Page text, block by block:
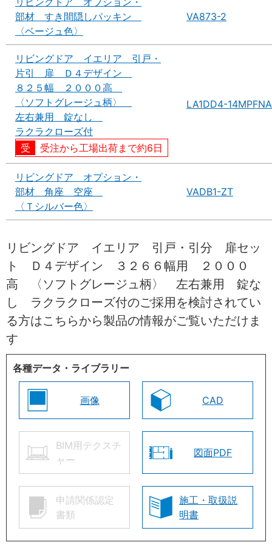
部材 すき間隠しパッキン
〈ベージュ色〉
VA873-2
リビングドア イエリア 引戸・
片引 扉 Ｄ４デザイン
８２５幅 ２０００高
〈ソフトグレージュ柄〉
左右兼用 錠なし
ラクラクローズ付
受注から工場出荷まで約6日
LA1DD4-14MPFNA
リビングドア オプション・
部材 角座 空座
〈Ｔシルバー色〉
VADB1-ZT
リビングドア イエリア 引戸・引分 扉セッ
ト Ｄ４デザイン ３２６６幅用 ２０００
高 〈ソフトグレージュ柄〉 左右兼用 錠な
し ラクラクローズ付のご採用を検討されてい
る方はこちらから製品の情報がご覧いただけま
す
各種データ・ライブラリー
画像 CAD
BIM用テクスチ
ャー
図面PDF
申請関係認定
書類
施工・取扱説
明書